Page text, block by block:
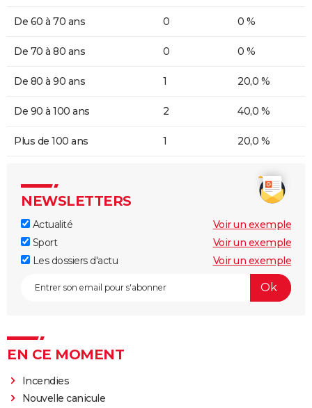
De 60 à 70 ans 0 0 %
De 70 à 80 ans 0 0 %
De 80 à 90 ans 1 20,0 %
De 90 à 100 ans 2 40,0 %
Plus de 100 ans 1 20,0 %
NEWSLETTERS
Actualité
Voir un exemple
Sport
Voir un exemple
Les dossiers d'actu
Voir un exemple
EN CE MOMENT
Incendies
Nouvelle canicule